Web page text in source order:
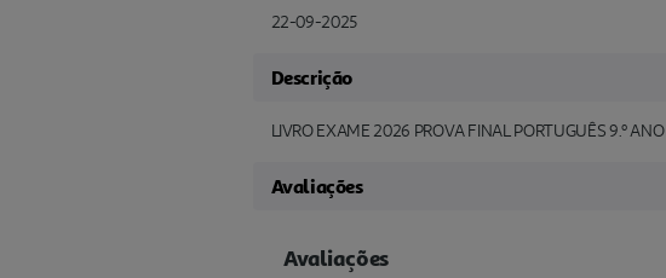
22-09-2025
Descrição
LIVRO EXAME 2026 PROVA FINAL PORTUGUÊS 9.º ANO
Avaliações